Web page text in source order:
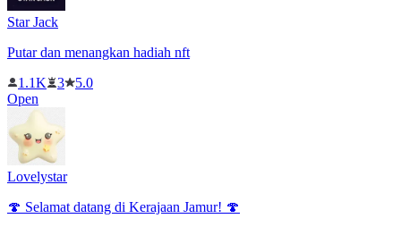
Star Jack
Putar dan menangkan hadiah nft
1.1K
3
5.0
Open
Lovelystar
🍄 Selamat datang di Kerajaan Jamur! 🍄